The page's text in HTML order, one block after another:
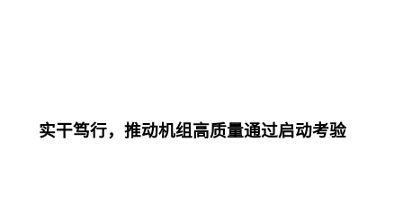
实干笃行，推动机组高质量通过启动考验